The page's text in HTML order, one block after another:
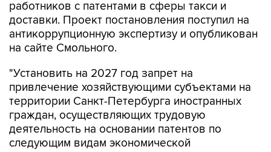
работников с патентами в сферы такси и
доставки. Проект постановления поступил на
антикоррупционную экспертизу и опубликован
на сайте Смольного.
"Установить на 2027 год запрет на
привлечение хозяйствующими субъектами на
территории Санкт-Петербурга иностранных
граждан, осуществляющих трудовую
деятельность на основании патентов по
следующим видам экономической